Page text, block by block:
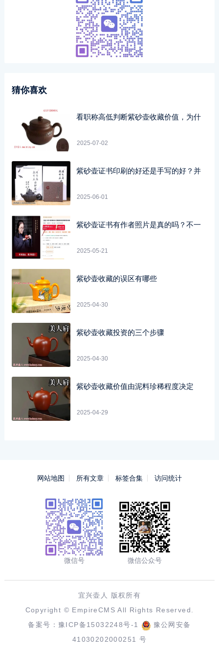
猜你喜欢
看职称高低判断紫砂壶收藏价值，为什
2025-07-02
紫砂壶证书印刷的好还是手写的好？并
2025-06-01
紫砂壶证书有作者照片是真的吗？不一
2025-05-21
紫砂壶收藏的误区有哪些
2025-04-30
紫砂壶收藏投资的三个步骤
2025-04-30
紫砂壶收藏价值由泥料珍稀程度决定
2025-04-29
网站地图 所有文章 标签合集 访问统计
微信号 微信公众号
宜兴壶人 版权所有
Copyright © EmpireCMS All Rights Reserved.
备案号：豫ICP备15032248号-1
豫公网安备
41030202000251 号